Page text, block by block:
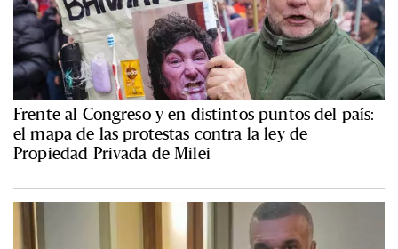
Frente al Congreso y en distintos puntos del país:
el mapa de las protestas contra la ley de
Propiedad Privada de Milei